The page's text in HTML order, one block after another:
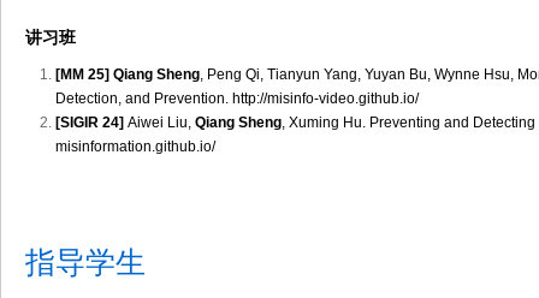
讲习班
[MM 25] Qiang Sheng, Peng Qi, Tianyun Yang, Yuyan Bu, Wynne Hsu,
Detection, and Prevention. http://misinfo-video.github.io/
[SIGIR 24] Aiwei Liu, Qiang Sheng, Xuming Hu. Preventing and
misinformation.github.io/
指导学生